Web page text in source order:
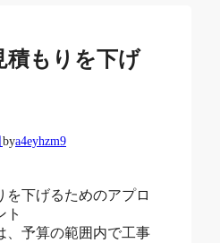
積もりを下げ
bya4eyhzm9
を下げるためのアプロ
ト
、予算の範囲内で工事